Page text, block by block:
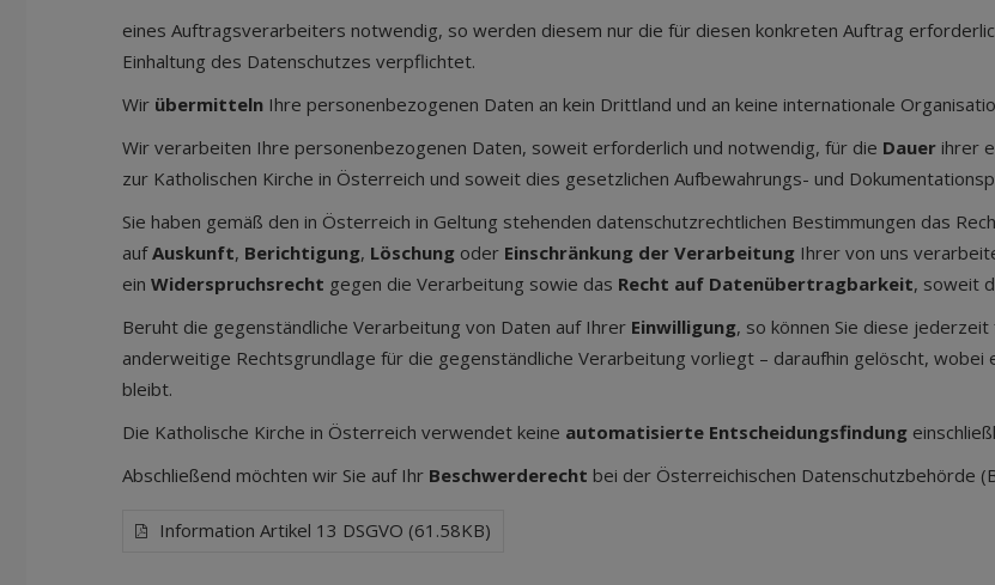
eines Auftragsverarbeiters notwendig, so werden diesem nur die für diesen konkreten Auftrag
Einhaltung des Datenschutzes verpflichtet.
Wir übermitteln Ihre personenbezogenen Daten an kein Drittland und an keine internationale
Wir verarbeiten Ihre personenbezogenen Daten, soweit erforderlich und notwendig, für die Dauer ihrer
zur Katholischen Kirche in Österreich und soweit dies gesetzlichen Aufbewahrungs- und
Sie haben gemäß den in Österreich in Geltung stehenden datenschutzrechtlichen Bestimmungen das
aufAuskunft, Berichtigung, Löschung oder Einschränkung der Verarbeitung Ihrer von uns
ein Widerspruchsrecht gegen die Verarbeitung sowie das Recht auf Datenübertragbarkeit, soweit
Beruht die gegenständliche Verarbeitung von Daten auf Ihrer Einwilligung, so können Sie diese
anderweitige Rechtsgrundlage für die gegenständliche Verarbeitung vorliegt – daraufhin gelöscht,
bleibt.
Die Katholische Kirche in Österreich verwendet keine automatisierte Entscheidungsfindung
Abschließend möchten wir Sie auf Ihr Beschwerderecht bei der Österreichischen Datenschutzbehörde
Information Artikel 13 DSGVO (61.58KB)